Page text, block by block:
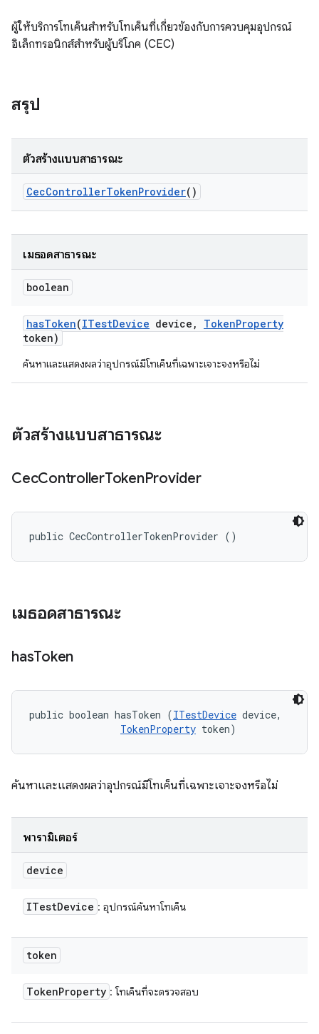
ผู้ให้บริการโทเค็นสำหรับโทเค็นที่เกี่ยวข้องกับการควบคุมอุปกรณ์
อิเล็กทรอนิกส์สำหรับผู้บริโภค (CEC)
สรุป
ตัวสร้างแบบสาธารณะ
CecControllerTokenProvider()
เมธอดสาธารณะ
boolean
hasToken(ITestDevice device , TokenProperty
token)
ค้นหาและแสดงผลว่าอุปกรณ์มีโทเค็นที่เฉพาะเจาะจงหรือไม่
ตัวสร้างแบบสาธารณะ
CecControllerTokenProvider
public CecControllerTokenProvider ()
เมธอดสาธารณะ
hasToken
public boolean hasToken (ITestDevice device,
TokenProperty token)
ค้นหาและแสดงผลว่าอุปกรณ์มีโทเค็นที่เฉพาะเจาะจงหรือไม่
พารามิเตอร์
device
ITestDevice : อุปกรณ์ค้นหาโทเค็น
token
TokenProperty : โทเค็นที่จะตรวจสอบ